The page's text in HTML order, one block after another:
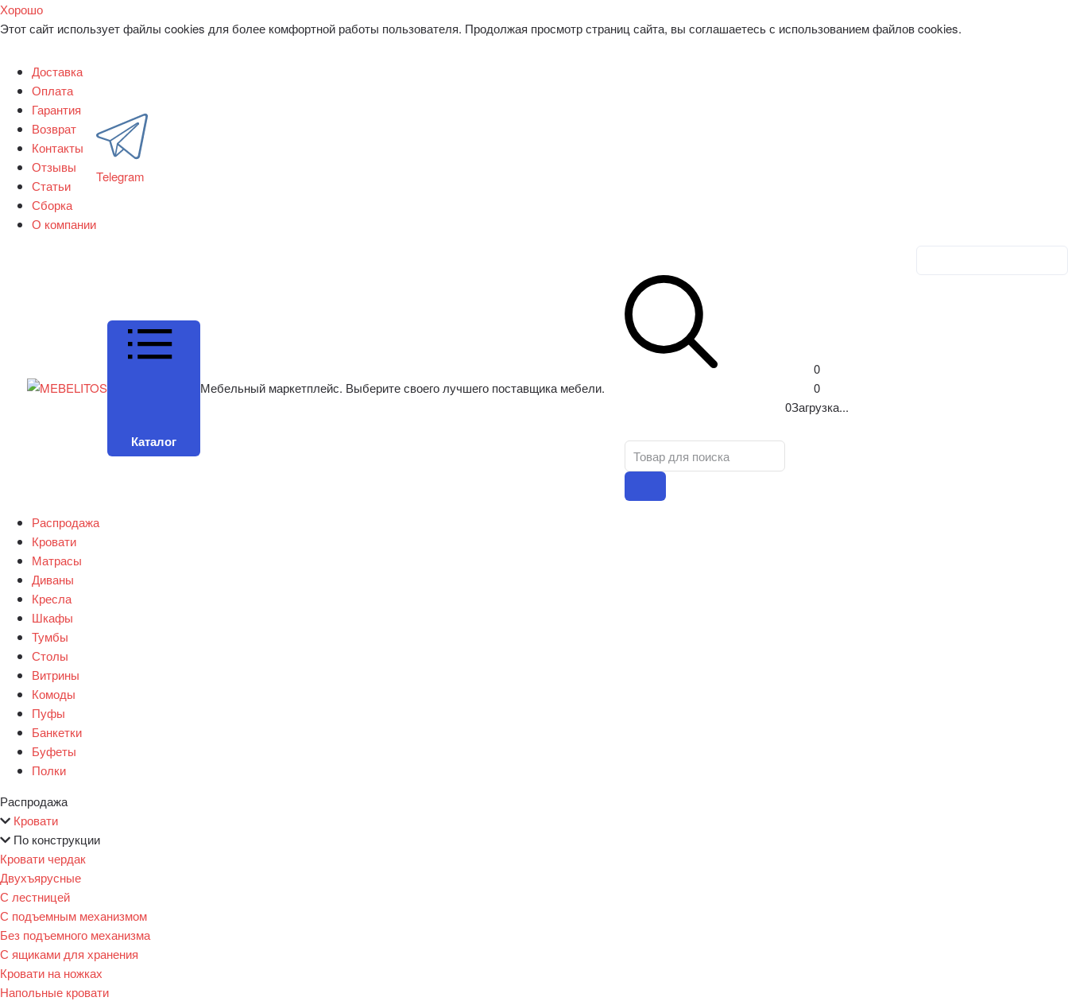
Хорошо
Этот сайт использует файлы cookies для более комфортной работы пользователя. Продолжая просмотр страниц сайта, вы соглашаетесь с использованием файлов cookies.
Доставка
Оплата
Гарантия
Возврат
Контакты
Отзывы
Статьи
Сборка
О компании
Telegram
Каталог
Мебельный маркетплейс. Выберите своего лучшего поставщика мебели.
0
0
0Загрузка...
Распродажа
Кровати
Матрасы
Диваны
Кресла
Шкафы
Тумбы
Столы
Витрины
Комоды
Пуфы
Банкетки
Буфеты
Полки
Распродажа
Кровати
По конструкции
Кровати чердак
Двухъярусные
С лестницей
С подъемным механизмом
Без подъемного механизма
С ящиками для хранения
Кровати на ножках
Напольные кровати